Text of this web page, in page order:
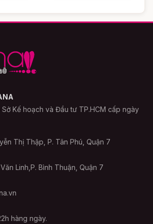
cũng có một số lưu
nữa là tùy theo sản phẩm
sẽ tư vấn kỹ hơn cho bạn
biệt.
chọn size Áo choàng kèm
dựa trên số đo 3 vòng
ý hơn và phù hợp tuyệt đối
phẩm được may theo form
Sở Kế hoạch và Đầu tư TP.HCM cấp ngày
Thị Thập, P. Tân Phú, Quận 7
Linh,P. Bình Thuận, Quận 7
hàng ngày.